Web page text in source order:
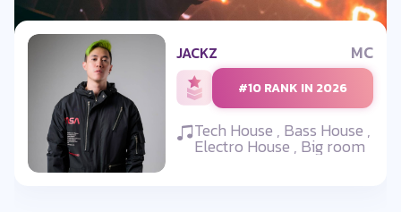
JACKZ MC
#10 RANK IN 2026
Tech House , Bass House ,
Electro House , Big room